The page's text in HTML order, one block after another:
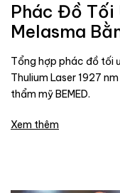
Phác Đồ Tối
Melasma
Tổng hợp phác đồ tối
Thulium Laser 1927
thẩm mỹ BEMED.
Xem thêm